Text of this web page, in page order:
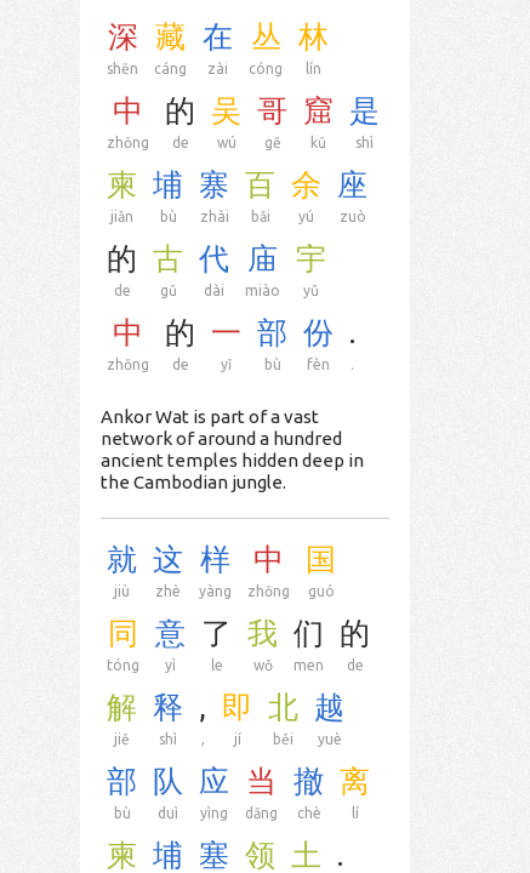
深
shēn
藏
cáng
在
zài
丛
cóng
林
lín
中
zhōng
的
de
吴
wú
哥
gē
窟
kū
是
shì
柬
jiǎn
埔
bù
寨
zhài
百
bǎi
余
yú
座
zuò
的
de
古
gǔ
代
dài
庙
miào
宇
yǔ
中
zhōng
的
de
一
yī
部
bù
份
fèn
.
.
Ankor Wat is part of a vast
network of around a hundred
ancient temples hidden deep in
the Cambodian jungle.
就
jiù
这
zhè
样
yàng
中
zhōng
国
guó
同
tóng
意
yì
了
le
我
wǒ
们
men
的
de
解
jiě
释
shì
,
,
即
jí
北
běi
越
yuè
部
bù
队
duì
应
yìng
当
dāng
撤
chè
离
lí
柬 埔 塞 领 土 .